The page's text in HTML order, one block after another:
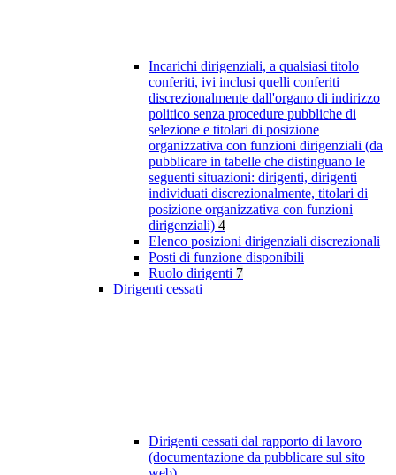
Incarichi dirigenziali, a qualsiasi titolo
conferiti, ivi inclusi quelli conferiti
discrezionalmente dall'organo di indirizzo
politico senza procedure pubbliche di
selezione e titolari di posizione
organizzativa con funzioni dirigenziali (da
pubblicare in tabelle che distinguano le
seguenti situazioni: dirigenti, dirigenti
individuati discrezionalmente, titolari di
posizione organizzativa con funzioni
dirigenziali) 4
Elenco posizioni dirigenziali discrezionali
Posti di funzione disponibili
Ruolo dirigenti 7
Dirigenti cessati
Dirigenti cessati dal rapporto di lavoro
(documentazione da pubblicare sul sito